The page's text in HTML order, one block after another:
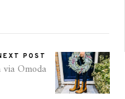
POST
Omoda